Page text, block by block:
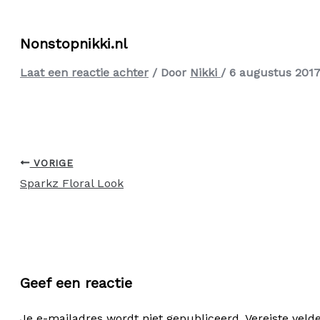
Nonstopnikki.nl
Laat een reactie achter / Door Nikki / 6 augustus 2017
VORIGE
Sparkz Floral Look
Geef een reactie